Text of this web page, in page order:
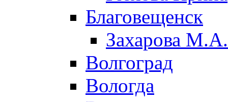
Благовещенск
Захарова М.А.
Волгоград
Вологда